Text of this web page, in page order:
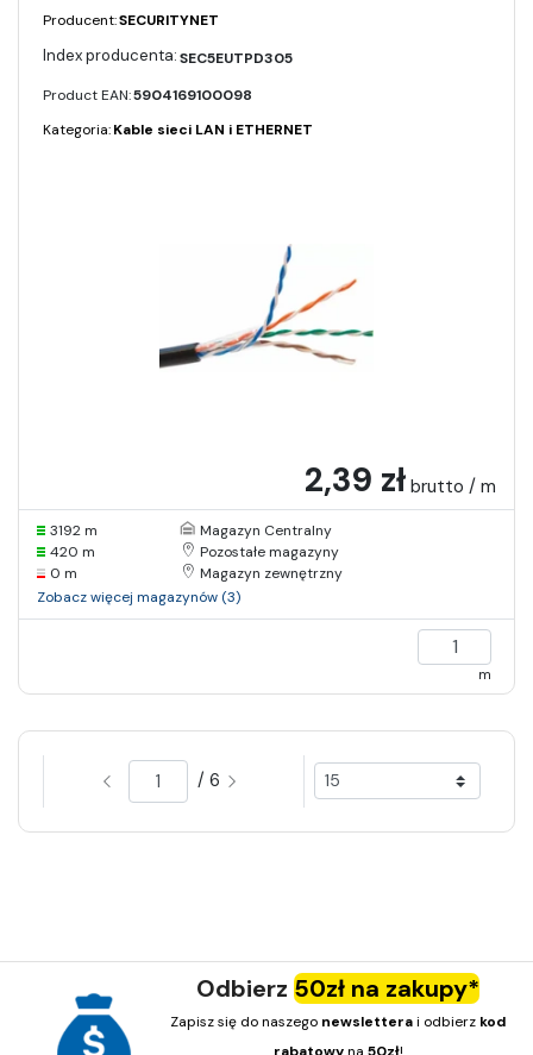
Producent:SECURITYNET
SEC5EUTPD305
Product EAN:5904169100098
Kategoria:Kable sieci LAN i ETHERNET
2,39 zł brutto / m
3192 m
Magazyn Centralny
420 m
Pozostałe magazyny
0 m
Magazyn zewnętrzny
Zobacz więcej magazynów (3)
m
/ 6
Odbierz 50zł na zakupy*
Zapisz się do naszego newsletterai odbierz kod